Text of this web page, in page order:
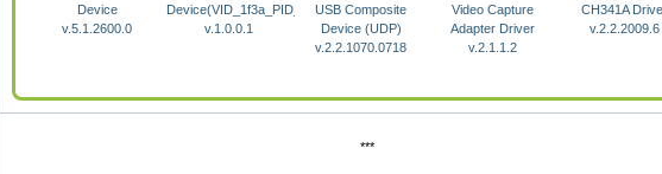
Device
v.5.1.2600.0
Device(VID_1f3a_PID_efe8)
v.1.0.0.1
USB Composite
Device (UDP)
v.2.2.1070.0718
Video Capture
Adapter Driver
v.2.1.1.2
CH341A
v.2.2.2009.6
***